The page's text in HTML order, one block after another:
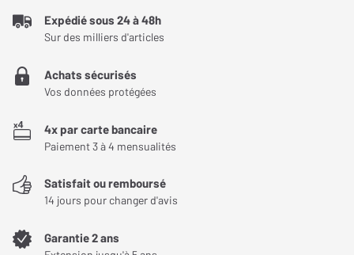
Expédié sous 24 à 48h
Sur des milliers d'articles
Achats sécurisés
Vos données protégées
4x par carte bancaire
Paiement 3 à 4 mensualités
Satisfait ou remboursé
14 jours pour changer d'avis
Garantie 2 ans